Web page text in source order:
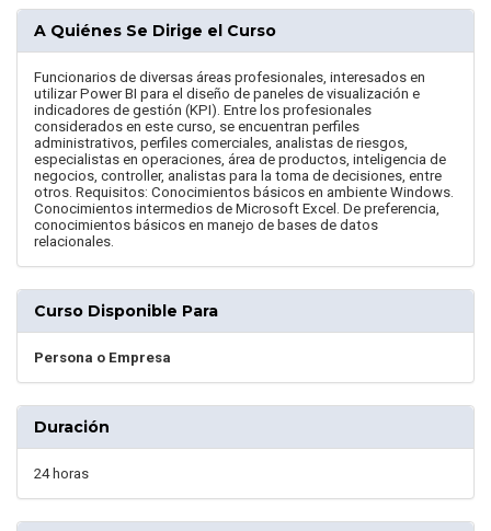
A Quiénes Se Dirige el Curso
Funcionarios de diversas áreas profesionales, interesados en
utilizar Power BI para el diseño de paneles de visualización e
indicadores de gestión (KPI). Entre los profesionales
considerados en este curso, se encuentran perfiles
administrativos, perfiles comerciales, analistas de riesgos,
especialistas en operaciones, área de productos, inteligencia de
negocios, controller, analistas para la toma de decisiones, entre
otros. Requisitos: Conocimientos básicos en ambiente Windows.
Conocimientos intermedios de Microsoft Excel. De preferencia,
conocimientos básicos en manejo de bases de datos
relacionales.
Curso Disponible Para
Persona o Empresa
Duración
24 horas